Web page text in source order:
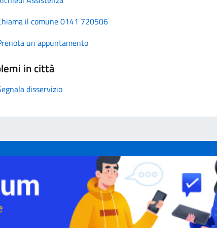
il comune 0141 720506
un appuntamento
in città
disservizio